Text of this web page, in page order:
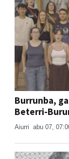
Burrunba,
Beterri-
Aiurri abu 07,